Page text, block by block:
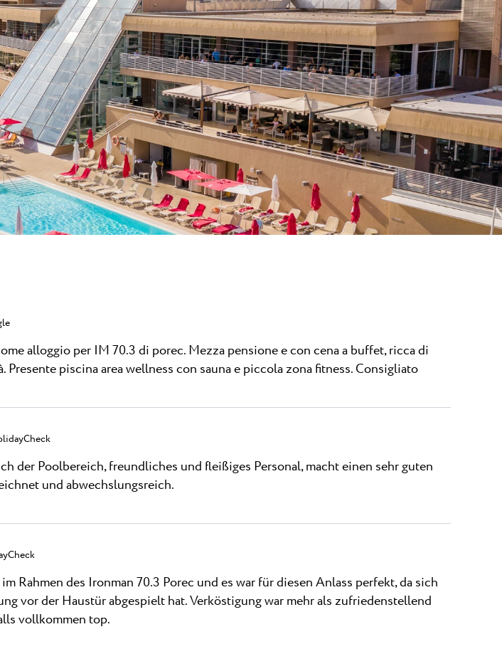
Umag Plava Laguna
Plava Laguna
Plava Laguna
Plava Laguna
in Umag
alloggio per IM 70.3 di porec. Mezza pensione e con cena a buffet, ricca di
piscina area wellness con sauna e piccola zona fitness. Consigliato
der Poolbereich, freundliches und fleißiges Personal, macht einen sehr guten
und abwechslungsreich.
Rahmen des Ironman 70.3 Porec und es war für diesen Anlass perfekt, da sich
vor der Haustür abgespielt hat. Verköstigung war mehr als zufriedenstellend
vollkommen top.